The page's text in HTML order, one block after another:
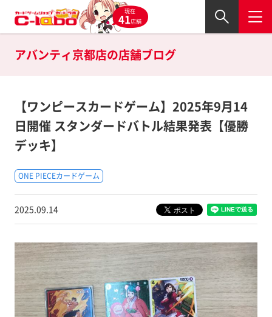
現在
41店舗
アバンティ京都店の店舗ブログ
【ワンピースカードゲーム】2025年9月14
日開催 スタンダードバトル結果発表【優勝
デッキ】
ONE PIECEカードゲーム
2025.09.14